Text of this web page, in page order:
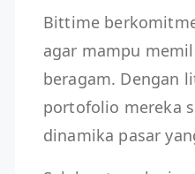
Bittime
agar mampu
beragam. Dengan
portofolio mereka
dinamika pasar